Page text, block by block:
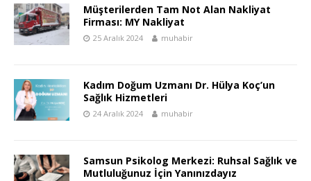
Müşterilerden Tam Not Alan Nakliyat
Firması: MY Nakliyat
25 Aralık 2024 muhabir
Kadım Doğum Uzmanı Dr. Hülya Koç’un
Sağlık Hizmetleri
24 Aralık 2024 muhabir
Samsun Psikolog Merkezi: Ruhsal Sağlık ve
Mutluluğunuz İçin Yanınızdayız